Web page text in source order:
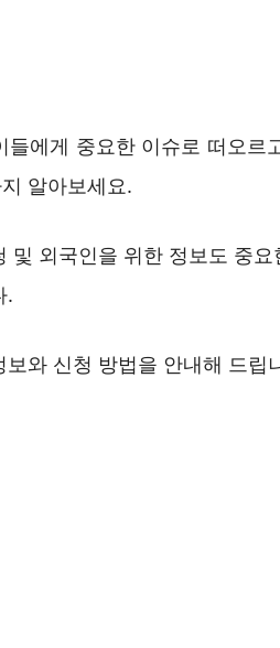
에게 중요한 이슈로 떠오르
알아보세요.
및 외국인을 위한 정보도 중요
.
와 신청 방법을 안내해 드립